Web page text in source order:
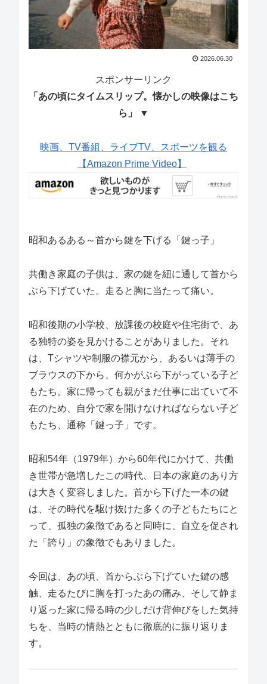
2026.06.30
スポンサーリンク
「あの頃にタイムスリップ。懐かしの映像はこち
ら」 ▼
映画、TV番組、ライブTV、スポーツを観る
【Amazon Prime Video】
昭和あるある～首から鍵を下げる「鍵っ子」
共働き家庭の子供は、家の鍵を紐に通して首から
ぶら下げていた。走ると胸に当たって痛い。
昭和後期の小学校、放課後の校庭や住宅街で、あ
る独特の姿を見かけることがありました。それ
は、Tシャツや制服の襟元から、あるいは薄手の
ブラウスの下から、何かがぶら下がっている子ど
もたち。家に帰っても親がまだ仕事に出ていて不
在のため、自分で家を開けなければならない子ど
もたち、通称「鍵っ子」です。
昭和54年（1979年）から60年代にかけて、共働
き世帯が急増したこの時代、日本の家庭のあり方
は大きく変容しました。首から下げた一本の鍵
は、その時代を駆け抜けた多くの子どもたちにと
って、孤独の象徴であると同時に、自立を促され
た「誇り」の象徴でもありました。
今回は、あの頃、首からぶら下げていた鍵の感
触、走るたびに胸を打ったあの痛み、そして静ま
り返った家に帰る時の少しだけ背伸びをした気持
ちを、当時の情熱とともに徹底的に振り返りま
す。